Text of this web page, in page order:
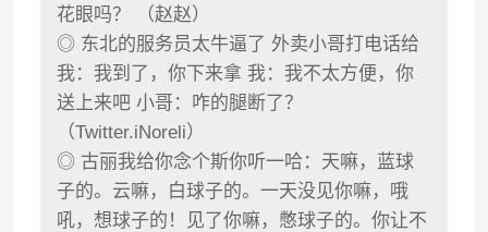
花眼吗？ （赵赵）
◎ 东北的服务员太牛逼了 外卖小哥打电话给
我：我到了，你下来拿 我：我不太方便，你
送上来吧 小哥：咋的腿断了？
（Twitter.iNoreli）
◎ 古丽我给你念个斯你听一哈：天嘛，蓝球
子的。云嘛，白球子的。一天没见你嘛，哦
吼，想球子的！见了你嘛，憋球子的。你让不